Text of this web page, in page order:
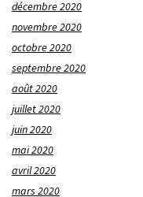
décembre 2020
novembre 2020
octobre 2020
septembre 2020
août 2020
juillet 2020
juin 2020
mai 2020
avril 2020
mars 2020